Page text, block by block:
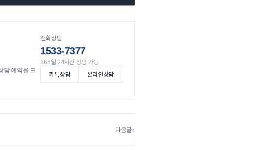
담 예약을 드
전화상담
1533-7377
365일 24시간 상담 가능
카톡상담
온라인상담
다음글 ›